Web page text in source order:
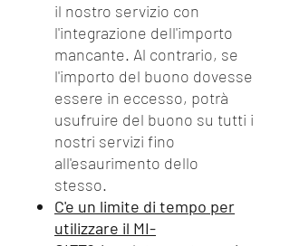
il nostro servizio con
l'integrazione dell'importo
mancante. Al contrario, se
l'importo del buono dovesse
essere in eccesso, potrà
usufruire del buono su tutti i
nostri servizi fino
all'esaurimento dello
stesso.
C'e un limite di tempo per
utilizzare il MI-